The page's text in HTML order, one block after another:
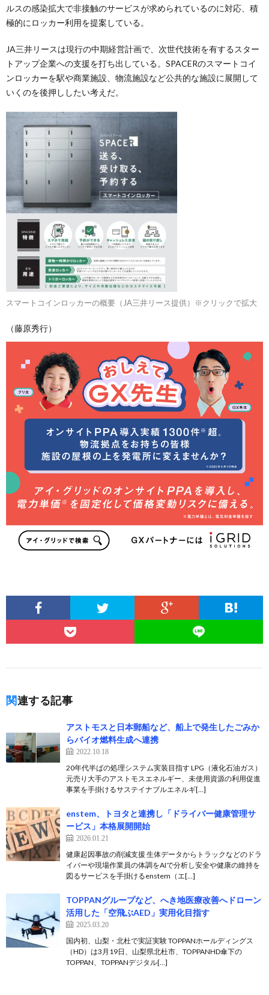
ルスの感染拡大で非接触のサービスが求められているのに対応、積
極的にロッカー利用を提案している。
JA三井リースは現行の中期経営計画で、次世代技術を有するスター
トアップ企業への支援を打ち出している。SPACERのスマートコイ
ンロッカーを駅や商業施設、物流施設など公共的な施設に展開して
いくのを後押ししたい考えだ。
スマートコインロッカーの概要（JA三井リース提供）※クリックで拡大
（藤原秀行）
関連する記事
アストモスと日本郵船など、船上で発生したごみか
らバイオ燃料生成へ連携
2022.10.18
20年代半ばの処理システム実装目指す LPG（液化石油ガス）
元売り大手のアストモスエネルギー、未使用資源の利用促進
事業を手掛けるサステイナブルエネルギ[…]
enstem、トヨタと連携し「ドライバー健康管理サ
ービス」本格展開開始
2026.01.21
健康起因事故の削減支援 生体データからトラックなどのドラ
イバーや現場作業員の体調をAIで分析し安全や健康の維持を
図るサービスを手掛けるenstem（エ[…]
TOPPANグループなど、へき地医療改善へドローン
活用した「空飛ぶAED」実用化目指す
2025.03.20
国内初、山梨・北杜で実証実験 TOPPANホールディングス
（HD）は3月19日、山梨県北杜市、TOPPANHD傘下の
TOPPAN、TOPPANデジタル[…]